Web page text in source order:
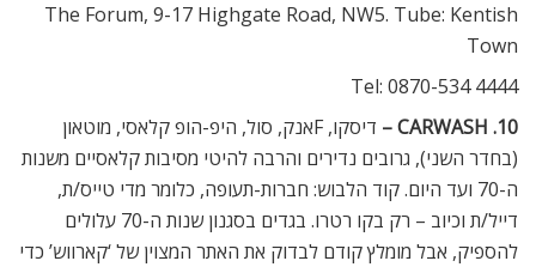
The Forum, 9-17 Highgate Road, NW5. Tube: Kentish
Town
Tel: 0870-534 4444
10. CARWASH –
דיסקו, Fאנק, סול, היפ-הופ קלאסי, מוטאון
(בחדר השני), גרובים נדירים והרבה להיטי מסיבות קלאסיים משנות
ה-70 ועד היום. קוד הלבוש: חברות-תעופה, כלומר מדי טייס/ת,
דייל/ת וכיוב – רק בקו רטרו. בגדים בסגנון שנות ה-70 עלולים
להספיק, אבל מומלץ קודם לבדוק את האתר המצוין של ‘קארווש’ כדי